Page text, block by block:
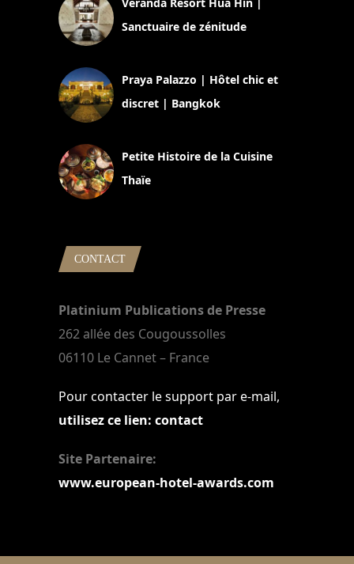
Sanctuaire de zénitude
Praya Palazzo | Hôtel chic et
discret | Bangkok
Petite Histoire de la Cuisine
Thaïe
CONTACT
Platinium Publications de Presse
262 allée des Cougoussolles
06110 Le Cannet – France
Pour contacter le support par e-mail,
utilisez ce lien: contact
Site Partenaire:
www.european-hotel-awards.com